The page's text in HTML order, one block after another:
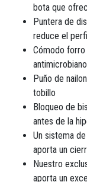
bota que
Puntera de
reduce el
Cómodo
Puño de
tobillo
Bloqueo de
antes de la
Un sistema
aporta un
Nuestro
aporta un